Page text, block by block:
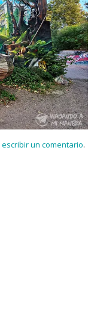
escribir un comentario.